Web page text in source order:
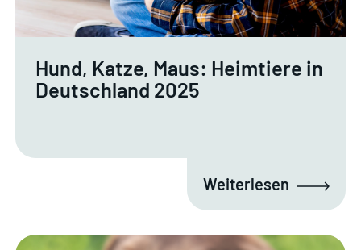
Hund, Katze, Maus: Heimtiere in
Deutschland 2025
Weiterlesen